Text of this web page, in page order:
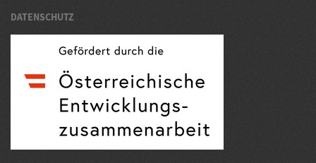
DATENSCHUTZ